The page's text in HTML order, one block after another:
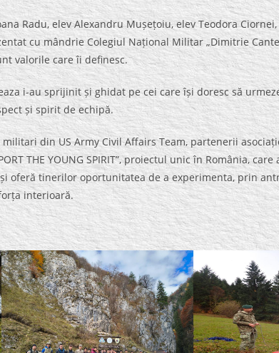
Radu, elev Alexandru Mușețoiu, elev Teodora Ciornei,
cu mândrie Colegiul Național Militar „Dimitrie
valorile care îi definesc.
i-au sprijinit și ghidat pe cei care își doresc să
și spirit de echipă.
din US Army Civil Affairs Team, partenerii
THE YOUNG SPIRIT”, proiectul unic în România,
oferă tinerilor oportunitatea de a experimenta, prin
interioară.